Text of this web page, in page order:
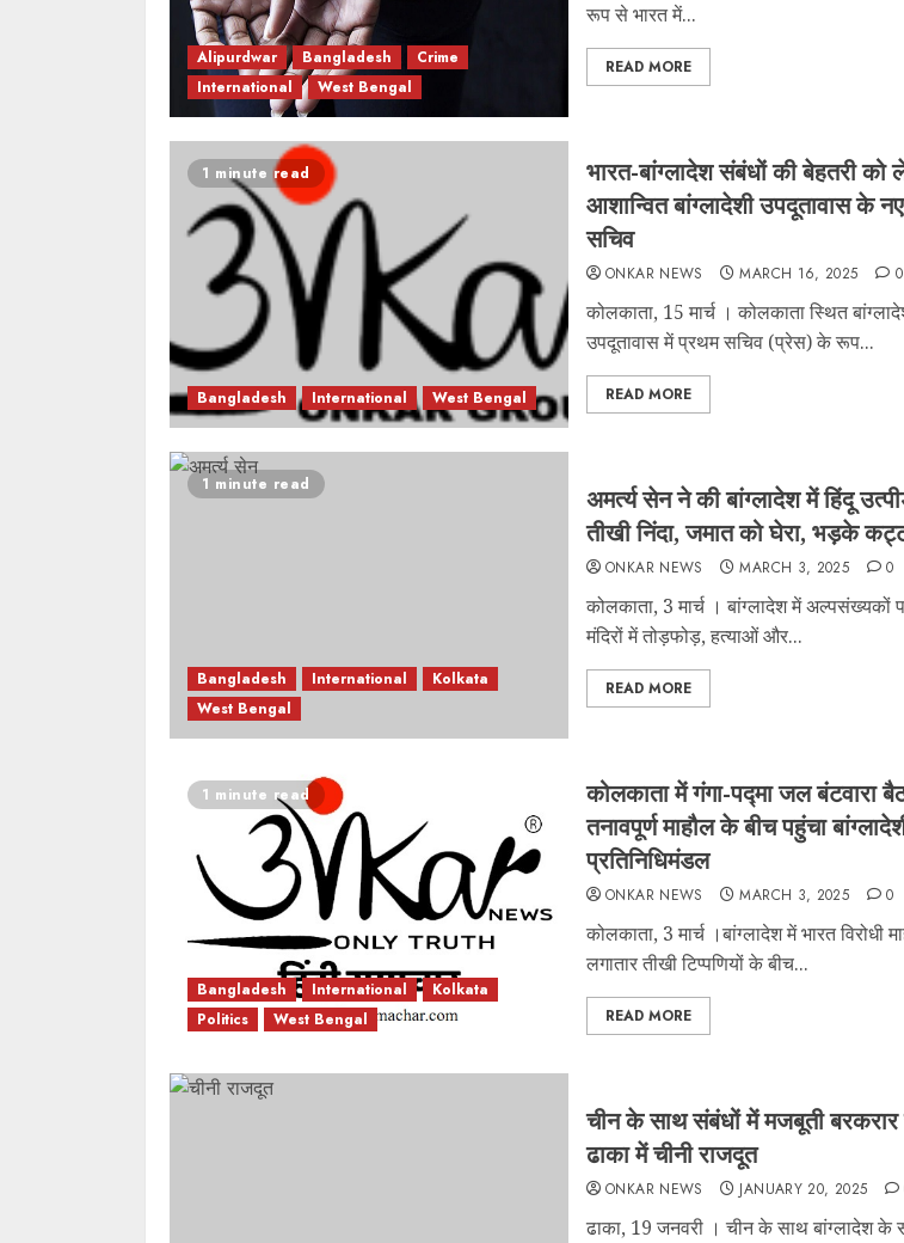
Alipurdwar Bangladesh
Crime
International
West Bengal
रूप से भारत में...
READ MORE
1 minute read
Bangladesh International West Bengal
भारत-बांग्लादेश संबंधों की बेहतरी को
आशान्वित बांग्लादेशी उपदूतावास के
सचिव
ONKAR NEWS MARCH 16, 2025 0
कोलकाता, 15 मार्च । कोलकाता स्थित
उपदूतावास में प्रथम सचिव (प्रेस) के रूप...
READ MORE
1 minute read
Bangladesh International
Kolkata
West Bengal
अमर्त्य सेन ने की बांग्लादेश में हिंदू
तीखी निंदा, जमात को घेरा, भड़के
ONKAR NEWS MARCH 3, 2025 0
कोलकाता, 3 मार्च । बांग्लादेश में अल्पसंख्यकों
मंदिरों में तोड़फोड़, हत्याओं और...
READ MORE
1 minute read
Bangladesh International
Kolkata
Politics
West Bengal
कोलकाता में गंगा-पद्मा जल बंटवारा
तनावपूर्ण माहौल के बीच पहुंचा
प्रतिनिधिमंडल
ONKAR NEWS MARCH 3, 2025 0
कोलकाता, 3 मार्च ।बांग्लादेश में भारत विरोधी
लगातार तीखी टिप्पणियों के बीच...
READ MORE
चीन के साथ संबंधों में मजबूती बरकरार
ढाका में चीनी राजदूत
ONKAR NEWS JANUARY 20, 2025
ढाका, 19 जनवरी । चीन के साथ बांग्लादेश के